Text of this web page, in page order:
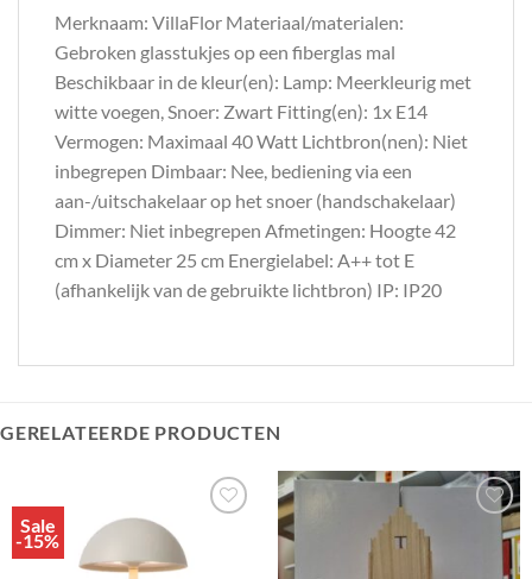
Merknaam: VillaFlor Materiaal/materialen:
Gebroken glasstukjes op een fiberglas mal
Beschikbaar in de kleur(en): Lamp: Meerkleurig met
witte voegen, Snoer: Zwart Fitting(en): 1x E14
Vermogen: Maximaal 40 Watt Lichtbron(nen): Niet
inbegrepen Dimbaar: Nee, bediening via een
aan-/uitschakelaar op het snoer (handschakelaar)
Dimmer: Niet inbegrepen Afmetingen: Hoogte 42
cm x Diameter 25 cm Energielabel: A++ tot E
(afhankelijk van de gebruikte lichtbron) IP: IP20
GERELATEERDE PRODUCTEN
Sale
-15%
verlanglijst
Toevoegen